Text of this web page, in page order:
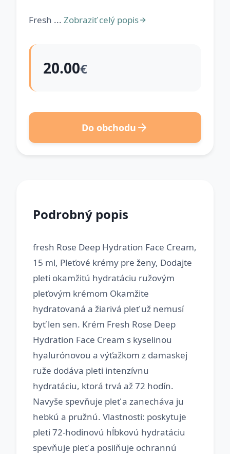
Fresh ... Zobraziť celý popis
20.00€
Do obchodu
Podrobný popis
fresh Rose Deep Hydration Face Cream,
15 ml, Pleťové krémy pre ženy, Dodajte
pleti okamžitú hydratáciu ružovým
pleťovým krémom Okamžite
hydratovaná a žiarivá pleť už nemusí
byť len sen. Krém Fresh Rose Deep
Hydration Face Cream s kyselinou
hyalurónovou a výťažkom z damaskej
ruže dodáva pleti intenzívnu
hydratáciu, ktorá trvá až 72 hodín.
Navyše spevňuje pleť a zanecháva ju
hebkú a pružnú. Vlastnosti: poskytuje
pleti 72-hodinovú hĺbkovú hydratáciu
spevňuje pleť a posilňuje ochrannú